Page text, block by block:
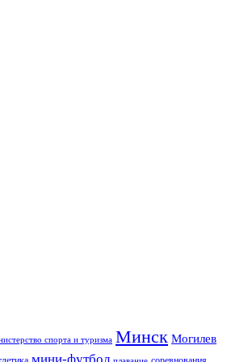
спорта и туризма Минск Могилев